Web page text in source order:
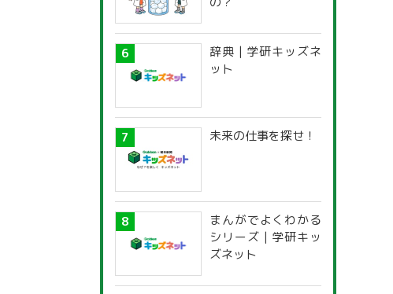
辞典 | 学研キッズネ
ット
未来の仕事を探せ！
まんがでよくわかる
シリーズ | 学研キッ
ズネット